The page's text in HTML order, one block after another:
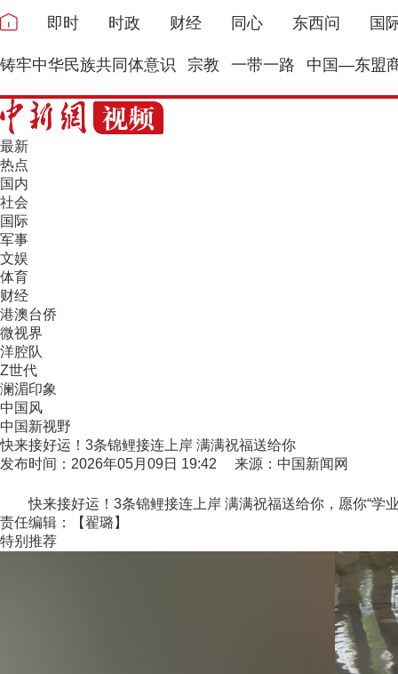
即时 时政 财经 同心 东西问 国
铸牢中华民族共同体意识 宗教 一带一路 中国—东盟
最新
热点
国内
社会
国际
军事
文娱
体育
财经
港澳台侨
微视界
洋腔队
Z世代
澜湄印象
中国风
中国新视野
快来接好运！3条锦鲤接连上岸 满满祝福送给你
发布时间：2026年05月09日 19:42 来源：中国新闻网
快来接好运！3条锦鲤接连上岸 满满祝福送给你，愿你“学
责任编辑：【翟璐】
特别推荐